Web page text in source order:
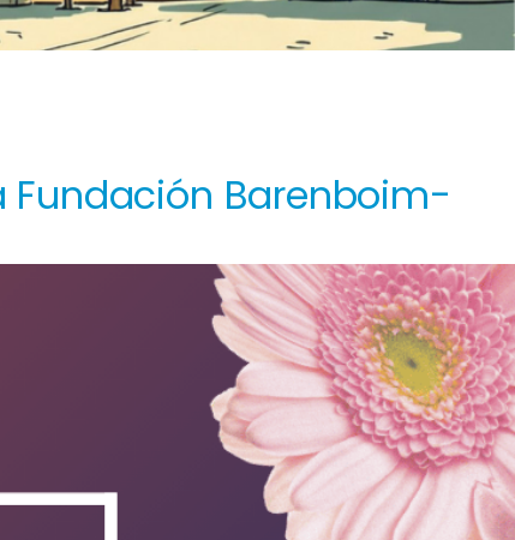
Fundación Barenboim-